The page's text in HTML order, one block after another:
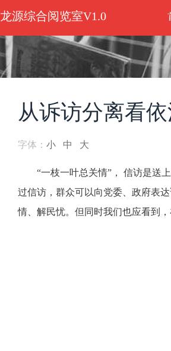
龙源综合阅览室V1.0
从诉访分离看
字体：小 中 大
“一枝一叶总关情”， 信访是送
过信访，群众可以向党委、政府表
情、解民忧。但同时我们也应看到